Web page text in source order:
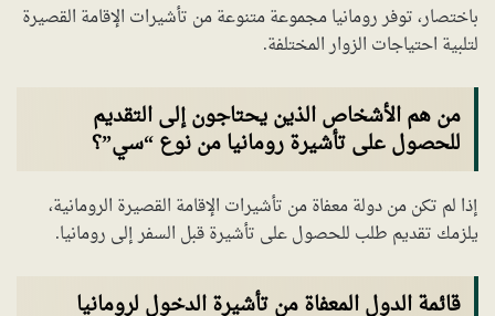
باختصار، توفر رومانيا مجموعة متنوعة من تأشيرات الإقامة القصيرة
لتلبية احتياجات الزوار المختلفة.
من هم الأشخاص الذين يحتاجون إلى التقديم
للحصول على تأشيرة رومانيا من نوع “سي”؟
إذا لم تكن من دولة معفاة من تأشيرات الإقامة القصيرة الرومانية،
يلزمك تقديم طلب للحصول على تأشيرة قبل السفر إلى رومانيا.
قائمة الدول المعفاة من تأشيرة الدخول لرومانيا